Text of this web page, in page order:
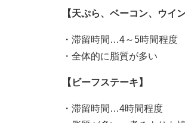
【天ぷら、ベーコン、ウイ
・滞留時間…4～5時間程度
・全体的に脂質が多い
【ビーフステーキ】
・滞留時間…4時間程度